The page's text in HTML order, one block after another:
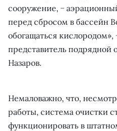
сооружение, −
перед сбросом в бассейн
обогащаться кислородом»,
представитель подрядной
Назаров.
Немаловажно, что,
работы, система очистки
функционировать в